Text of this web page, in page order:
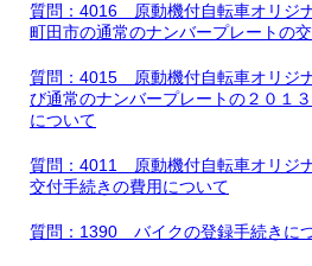
質問：4016 原動機付自転車オリジ
町田市の通常のナンバープレートの
質問：4015 原動機付自転車オリジ
び通常のナンバープレートの２０１
について
質問：4011 原動機付自転車オリジ
交付手続きの費用について
質問：1390 バイクの登録手続きに